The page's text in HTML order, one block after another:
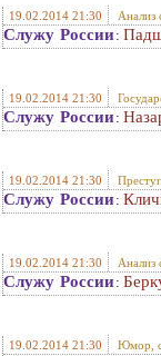
19.02.2014 21:30 Анализ
Служу России:
19.02.2014 21:30
Служу России:
19.02.2014 21:30
Служу России:
19.02.2014 21:30 Анализ
Служу России:
19.02.2014 21:30 Юмор,